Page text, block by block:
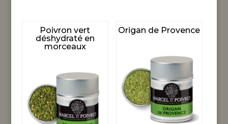
Poivron vert
déshydraté en
morceaux
Origan de Provence